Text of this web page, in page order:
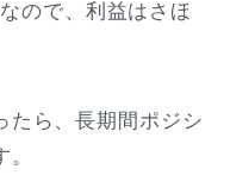
ので、利益はさほ
たら、長期間ポジシ